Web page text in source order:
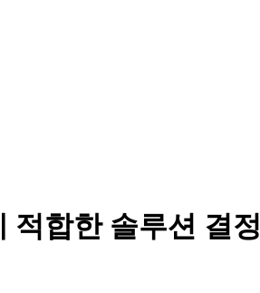
적합한 솔루션 결정